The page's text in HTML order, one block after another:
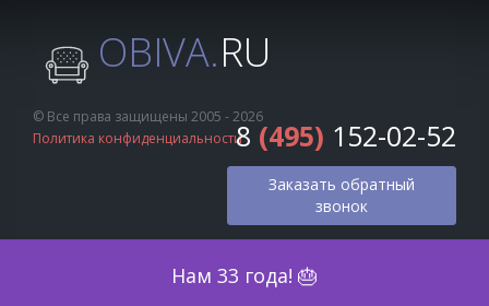
Нам 33 года! 🎂
OBIVA.RU
© Все права защищены 2005 - 2026
Политика конфиденциальности8 (495) 152-02-52
Заказать обратный
звонок